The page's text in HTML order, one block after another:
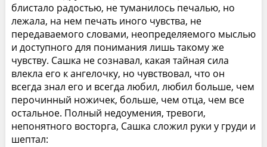
блистало радостью, не туманилось печалью, но
лежала, на нем печать иного чувства, не
передаваемого словами, неопределяемого мыслью
и доступного для понимания лишь такому же
чувству. Сашка не сознавал, какая тайная сила
влекла его к ангелочку, но чувствовал, что он
всегда знал его и всегда любил, любил больше, чем
перочинный ножичек, больше, чем отца, чем все
остальное. Полный недоумения, тревоги,
непонятного восторга, Сашка сложил руки у груди и
шептал: